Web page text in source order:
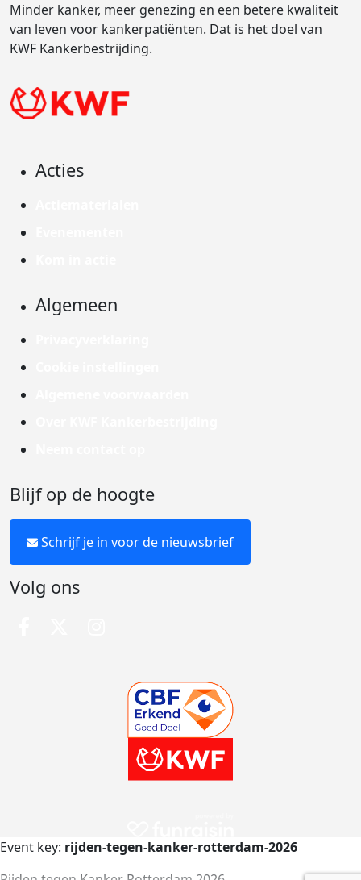
Minder kanker, meer genezing en een betere kwaliteit
van leven voor kankerpatiënten. Dat is het doel van
KWF Kankerbestrijding.
Acties
Algemeen
Blijf op de hoogte
Schrijf je in voor de nieuwsbrief
Volg ons
Event key: rijden-tegen-kanker-rotterdam-2026